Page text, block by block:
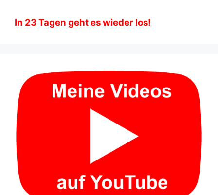
In 23Tagen geht es wieder los!